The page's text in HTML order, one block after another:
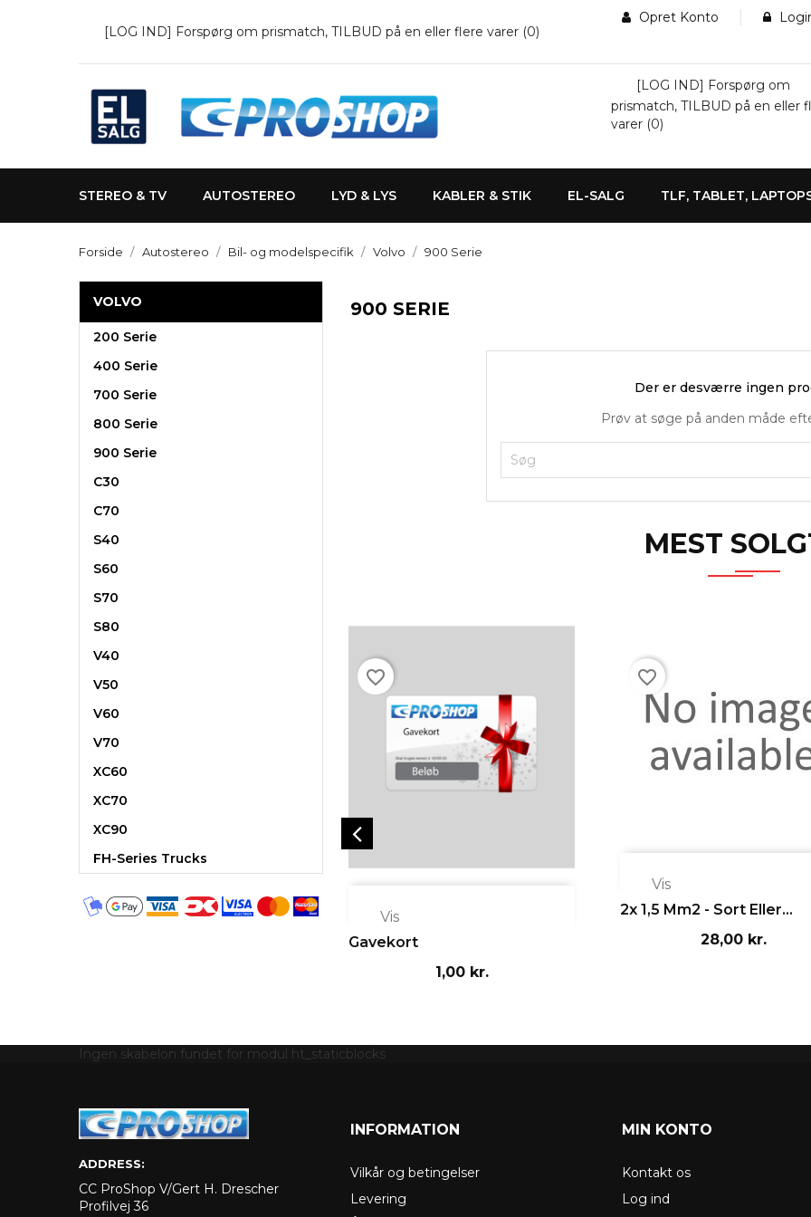
[LOG IND] Forspørg om prismatch, TILBUD på en eller flere varer (0)
Opret Konto
[LOG IND] Forspørg om
prismatch, TILBUD på en eller
varer (0)
STEREO & TV AUTOSTEREO LYD & LYS KABLER & STIK EL-SALG TLF, TABLET,
Forside Autostereo Bil- og modelspecifik Volvo 900 Serie
VOLVO
200 Serie
400 Serie
700 Serie
800 Serie
900 Serie
C30
C70
S40
S60
S70
S80
V40
V50
V60
V70
XC60
XC70
XC90
FH-Series Trucks
900 SERIE
Der er desværre ingen
Prøv at søge på anden måde
MEST
Vis
Gavekort
1,00 kr.
favorite_border
Vis
2x 1,5 Mm2 - Sort Eller...
28,00 kr.
favorite_border
Ingen skabelon fundet for modul ht_staticblocks
ADDRESS:
CC ProShop V/Gert H. Drescher
Profilvej 36
INFORMATION
Vilkår og betingelser
Levering
MIN KONTO
Kontakt os
Log ind